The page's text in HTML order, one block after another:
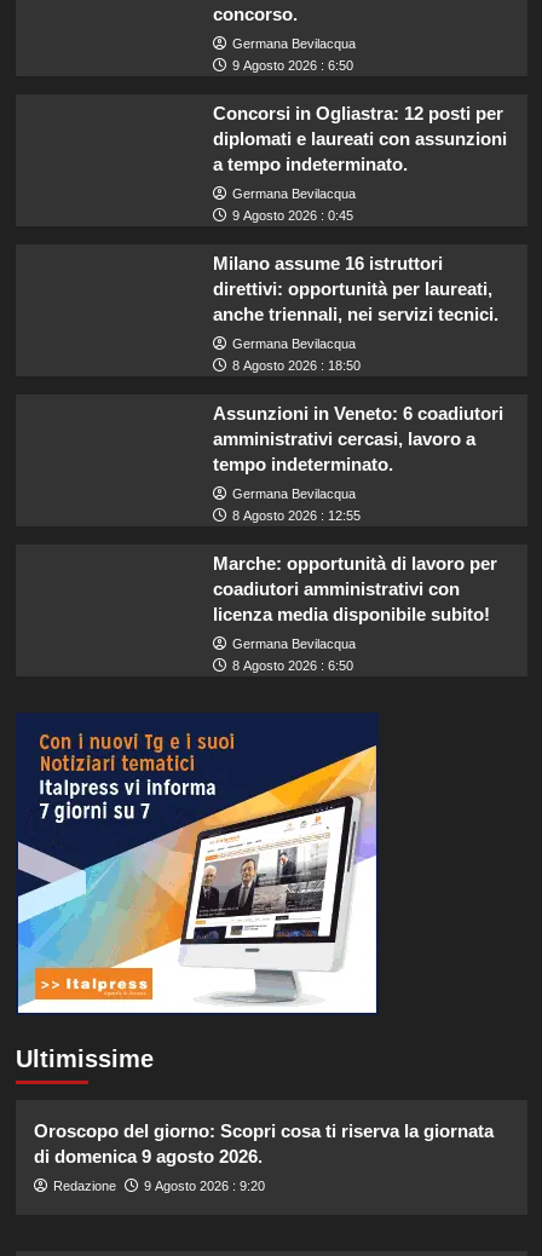
concorso.
Germana Bevilacqua
9 Agosto 2026 : 6:50
Concorsi in Ogliastra: 12 posti per
diplomati e laureati con assunzioni
a tempo indeterminato.
Germana Bevilacqua
9 Agosto 2026 : 0:45
Milano assume 16 istruttori
direttivi: opportunità per laureati,
anche triennali, nei servizi tecnici.
Germana Bevilacqua
8 Agosto 2026 : 18:50
Assunzioni in Veneto: 6 coadiutori
amministrativi cercasi, lavoro a
tempo indeterminato.
Germana Bevilacqua
8 Agosto 2026 : 12:55
Marche: opportunità di lavoro per
coadiutori amministrativi con
licenza media disponibile subito!
Germana Bevilacqua
8 Agosto 2026 : 6:50
Ultimissime
Oroscopo del giorno: Scopri cosa ti riserva la giornata
di domenica 9 agosto 2026.
Redazione 9 Agosto 2026 : 9:20